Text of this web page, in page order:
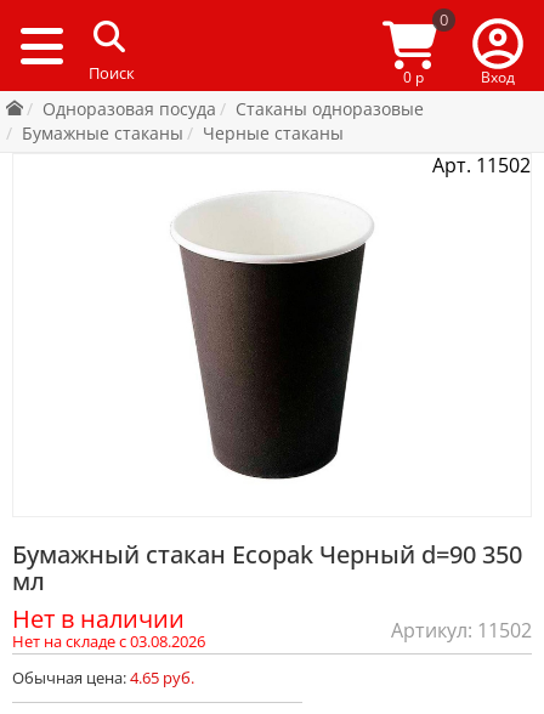
0
0 р Вход
Одноразовая посуда
Стаканы одноразовые
Бумажные стаканы
Черные стаканы
Арт. 11502
Бумажный стакан Ecopak Черный d=90 350
мл
Нет в наличии
Нет на складе с 03.08.2026 Артикул: 11502
Обычная цена:4.65 руб.